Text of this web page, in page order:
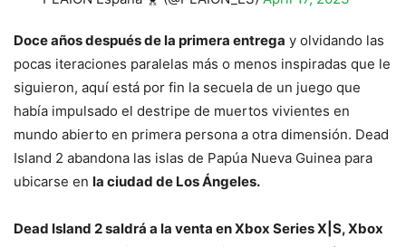
Doce años después de la primera entrega y olvidando las
pocas iteraciones paralelas más o menos inspiradas que le
siguieron, aquí está por fin la secuela de un juego que
había impulsado el destripe de muertos vivientes en
mundo abierto en primera persona a otra dimensión. Dead
Island 2 abandona las islas de Papúa Nueva Guinea para
ubicarse en la ciudad de Los Ángeles.
Dead Island 2 saldrá a la venta en Xbox Series X|S, Xbox